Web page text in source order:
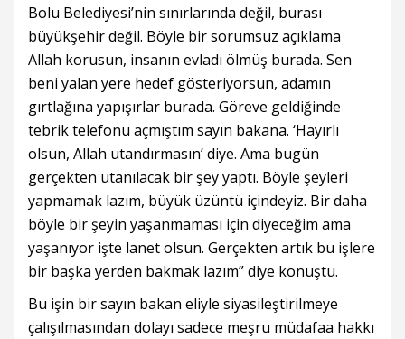
Bolu Belediyesi’nin sınırlarında değil, burası
büyükşehir değil. Böyle bir sorumsuz açıklama
Allah korusun, insanın evladı ölmüş burada. Sen
beni yalan yere hedef gösteriyorsun, adamın
gırtlağına yapışırlar burada. Göreve geldiğinde
tebrik telefonu açmıştım sayın bakana. ‘Hayırlı
olsun, Allah utandırmasın’ diye. Ama bugün
gerçekten utanılacak bir şey yaptı. Böyle şeyleri
yapmamak lazım, büyük üzüntü içindeyiz. Bir daha
böyle bir şeyin yaşanmaması için diyeceğim ama
yaşanıyor işte lanet olsun. Gerçekten artık bu işlere
bir başka yerden bakmak lazım” diye konuştu.
Bu işin bir sayın bakan eliyle siyasileştirilmeye
çalışılmasından dolayı sadece meşru müdafaa hakkı